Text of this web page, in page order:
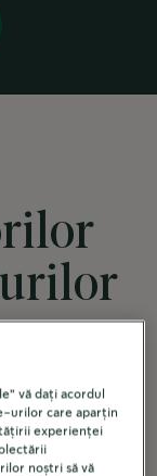
vă dați acordul
urilor care aparțin
experienței
noștri să vă